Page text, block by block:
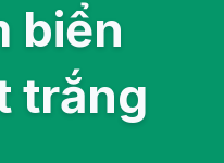
biển
trắng